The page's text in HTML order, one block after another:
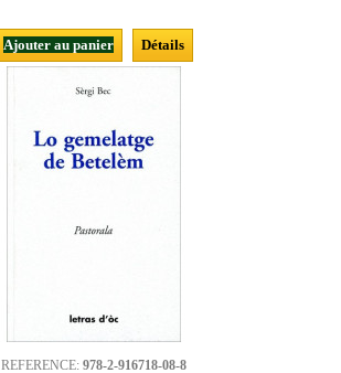
Ajouter au panier Détails
REFERENCE: 978-2-916718-08-8